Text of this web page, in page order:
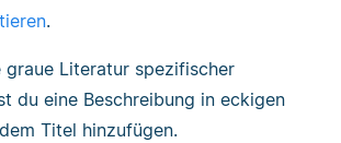
.
Literatur spezifischer
du eine Beschreibung in eckigen
Titel hinzufügen.